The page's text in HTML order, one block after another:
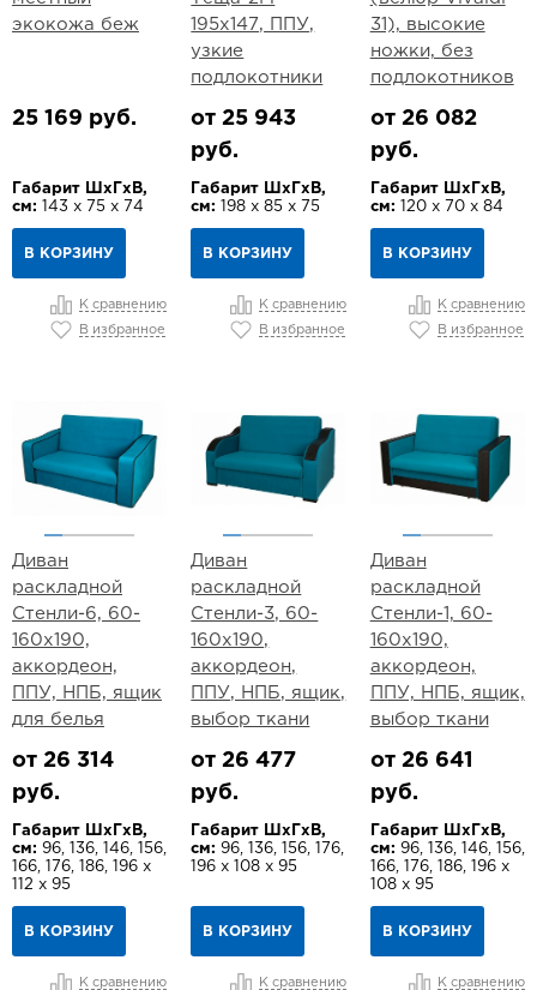
экокожа беж
25 169 руб.
Габарит ШхГхВ,
см: 143 х 75 х 74
В КОРЗИНУ
К сравнению
В избранное
195х147, ППУ,
узкие
подлокотники
от 25 943
руб.
Габарит ШхГхВ,
см:
198 х 85 х 75
В КОРЗИНУ
К сравнению
В избранное
31), высокие
ножки, без
подлокотников
от 26 082
руб.
Габарит ШхГхВ,
см: 120 х 70 х 84
В КОРЗИНУ
К сравнению
В избранное
Диван
раскладной
Стенли-6, 60-
160х190,
аккордеон,
ППУ, НПБ, ящик
для белья
от 26 314
руб.
Габарит ШхГхВ,
см: 96, 136, 146, 156,
166, 176, 186, 196 х
112 х 95
В КОРЗИНУ
К сравнению
Диван
раскладной
Стенли-3, 60-
160х190,
аккордеон,
ППУ, НПБ, ящик,
выбор ткани
от 26 477
руб.
Габарит ШхГхВ,
см: 96, 136, 156, 176,
196 х 108 х 95
В КОРЗИНУ
К сравнению
Диван
раскладной
Стенли-1, 60-
160х190,
аккордеон,
ППУ, НПБ, ящик,
выбор ткани
от 26 641
руб.
Габарит ШхГхВ,
см: 96, 136, 146, 156,
166, 176, 186, 196 х
108 х 95
В КОРЗИНУ
К сравнению